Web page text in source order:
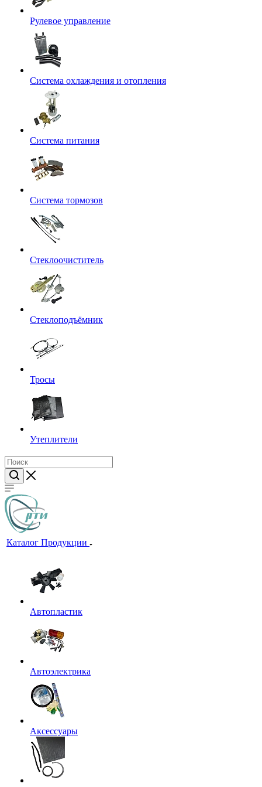
Рулевое управление
Система охлаждения и отопления
Система питания
Система тормозов
Стеклоочиститель
Стеклоподъёмник
Тросы
Утеплители
Каталог Продукции
Автопластик
Автоэлектрика
Аксессуары